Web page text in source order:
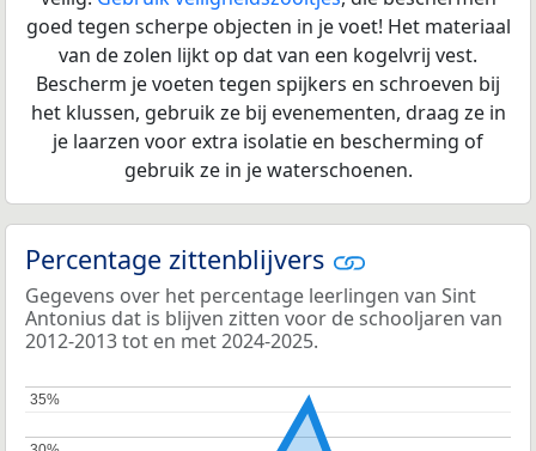
goed tegen scherpe objecten in je voet! Het materiaal
van de zolen lijkt op dat van een kogelvrij vest.
Bescherm je voeten tegen spijkers en schroeven bij
het klussen, gebruik ze bij evenementen, draag ze in
je laarzen voor extra isolatie en bescherming of
gebruik ze in je waterschoenen.
Percentage zittenblijvers
Gegevens over het percentage leerlingen van Sint
Antonius dat is blijven zitten voor de schooljaren van
2012-2013 tot en met 2024-2025.
35%
35%